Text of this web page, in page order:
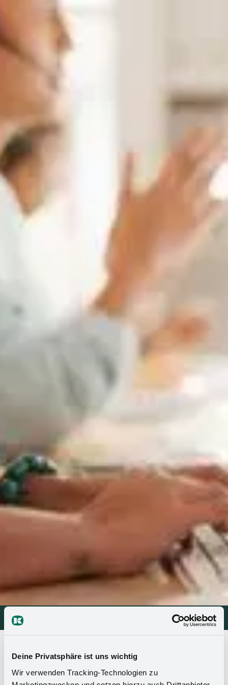
Deine Privatsphäre ist uns wichtig
Wir verwenden Tracking-Technologien zu
Solutions de rangement
Comment trouver nos produits